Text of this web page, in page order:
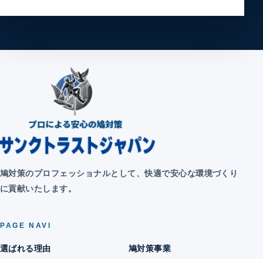
鳩対策のプロフェッショナルとして、快適で安心な環境づくり
に貢献いたします。
PAGE NAVI
選ばれる理由 鳩対策事業